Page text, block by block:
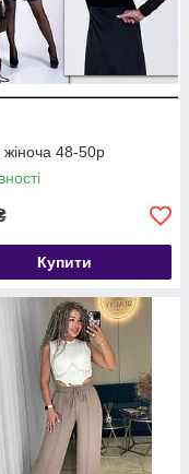
48-50р
Купити